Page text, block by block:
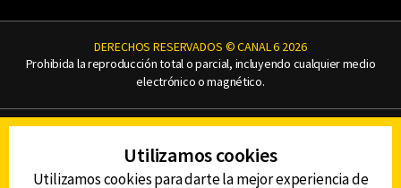
DERECHOS RESERVADOS © CANAL 6 2026
Prohibida la reproducción total o parcial, incluyendo cualquier medio
electrónico o magnético.
AVISO DE PRIVACIDAD
AVISO LEGAL
DEFENSORÍA DE LAS AUDIENCIAS
Utilizamos cookies
Utilizamos cookies para darte la mejor experiencia de